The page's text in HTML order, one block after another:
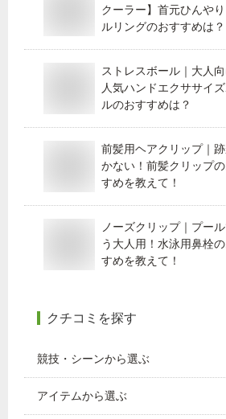
クーラー】首元ひんや
ルリングのおすすめは？
ストレスボール｜大人
人気ハンドエクササイ
ルのおすすめは？
前髪用ヘアクリップ｜
かない！前髪クリップ
すめを教えて！
ノーズクリップ｜プー
う大人用！水泳用鼻栓
すめを教えて！
クチコミを探す
競技・シーンから選ぶ
アイテムから選ぶ